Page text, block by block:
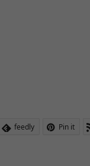
feedly Pin it